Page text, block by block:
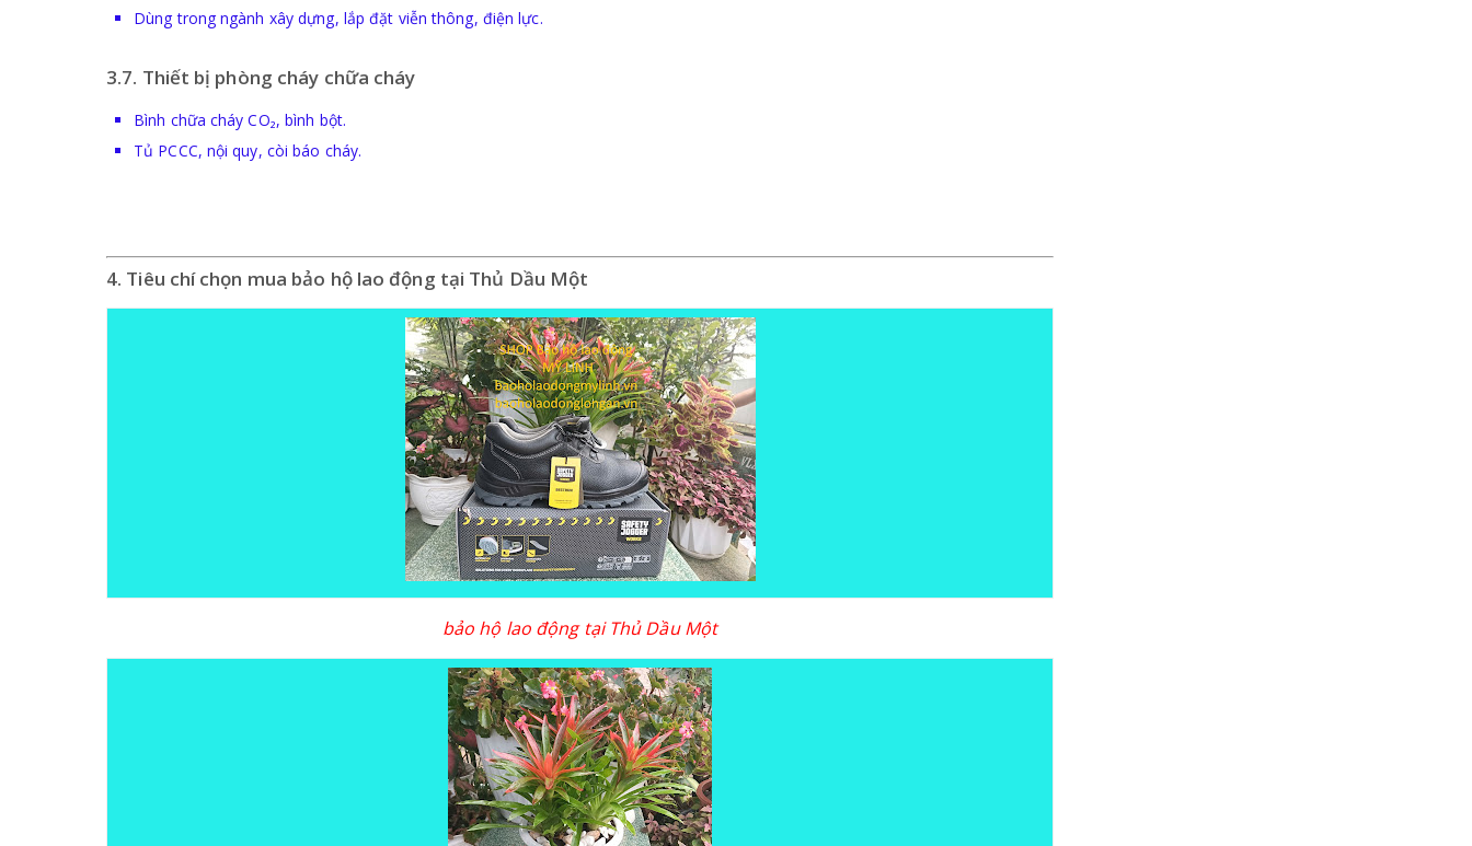
Dùng trong ngành xây dựng, lắp đặt viễn thông, điện lực.
3.7. Thiết bị phòng cháy chữa cháy
Bình chữa cháy CO₂, bình bột.
Tủ PCCC, nội quy, còi báo cháy.
4. Tiêu chí chọn mua bảo hộ lao động tại Thủ Dầu Một
bảo hộ lao động tại Thủ Dầu Một